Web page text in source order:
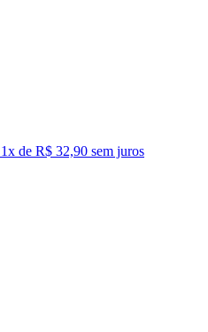
1x de R$ 32,90 sem juros